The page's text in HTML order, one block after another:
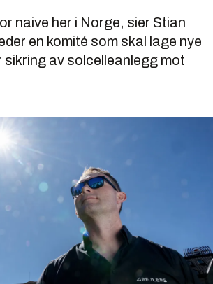
naive her i Norge, sier Stian
en komité som skal lage nye
av solcelleanlegg mot